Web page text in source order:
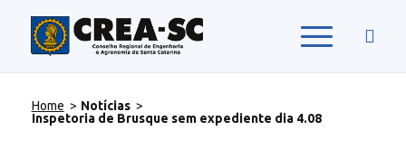
Home > Notícias >
Inspetoria de Brusque sem expediente dia 4.08